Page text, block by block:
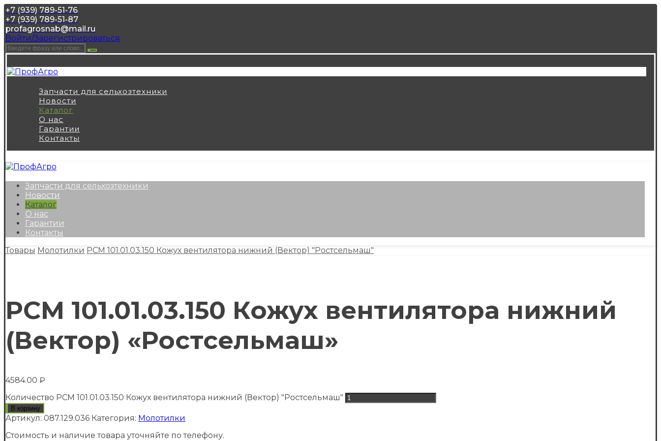
+7 (939) 789-51-76
+7 (939) 789-51-87
profagrosnab@mail.ru
Войти/Зарегистрироваться
Запчасти для сельхозтехники
Новости
Каталог
О нас
Гарантии
Контакты
Запчасти для сельхозтехники
Новости
Каталог
О нас
Гарантии
Контакты
Товары Молотилки РСМ 101.01.03.150 Кожух вентилятора нижний (Вектор) "Ростсельмаш"
РСМ 101.01.03.150 Кожух вентилятора нижний
(Вектор) «Ростсельмаш»
4584.00 ₽
Количество РСМ 101.01.03.150 Кожух вентилятора нижний (Вектор) "Ростсельмаш"
В корзину
Артикул: 087.129.036 Категория: Молотилки
Стоимость и наличие товара уточняйте по телефону.